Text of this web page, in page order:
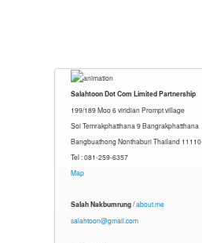
Salahtoon Dot Com Limited Partnership
199/189 Moo 6 viridian Prompt village
Soi Temrakphatthana 9 Bangrakphatthana
Bangbuathong Nonthaburi Thailand 11110
Tel : 081-259-6357
Map
Salah Nakbumrung/about.me
salahtoon@gmail.com